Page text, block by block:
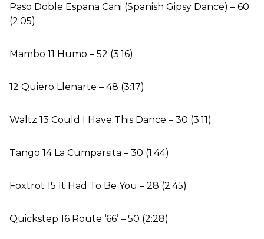
Paso Doble Espana Cani (Spanish Gipsy Dance) – 60
(2:05)
Mambo 11 Humo – 52 (3:16)
12 Quiero Llenarte – 48 (3:17)
Waltz 13 Could I Have This Dance – 30 (3:11)
Tango 14 La Cumparsita – 30 (1:44)
Foxtrot 15 It Had To Be You – 28 (2:45)
Quickstep 16 Route ‘66’ – 50 (2:28)